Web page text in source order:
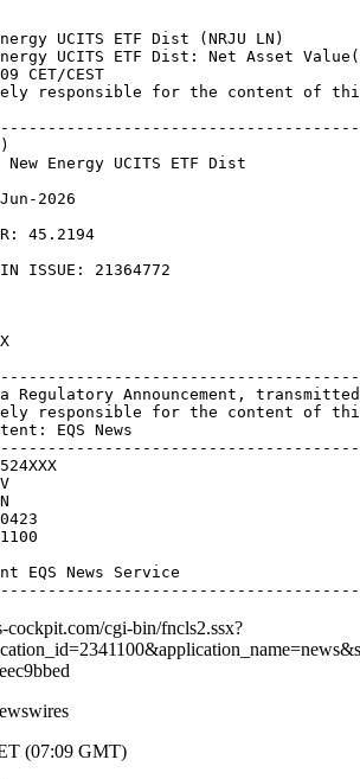
UCITS ETF Dist (NRJU LN)
Energy UCITS ETF Dist: Net Asset
CET/CEST
responsible for the content of
New Energy UCITS ETF Dist
2026
45.2194
IN ISSUE: 21364772
Regulatory Announcement,
responsible for the content of
EQS News
EQS News Service
cockpit.com/cgi-bin/fncls2.ssx?
(07:09 GMT)